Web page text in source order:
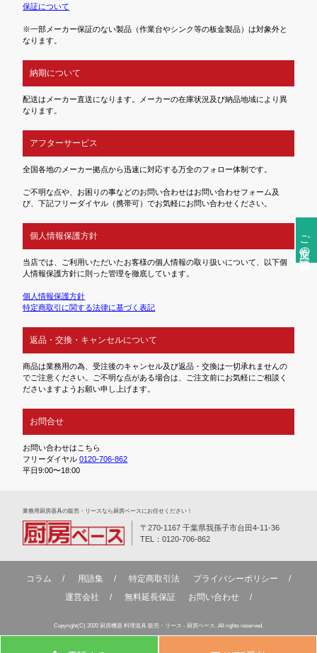
ご注文前の確認事項
保証について
※一部メーカー保証のない製品（作業台やシンク等の板金製品）は対象外と
なります。
納期について
配送はメーカー直送になります。メーカーの在庫状況及び納品地域により異
なります。
アフターサービス
全国各地のメーカー拠点から迅速に対応する万全のフォロー体制です。
ご不明な点や、お困りの事などのお問い合わせはお問い合わせフォーム及
び、下記フリーダイヤル（携帯可）でお気軽にお問い合わせください。
個人情報保護方針
当店では、ご利用いただいたお客様の個人情報の取り扱いについて、以下個
人情報保護方針に則った管理を徹底しています。
個人情報保護方針
特定商取引に関する法律に基づく表記
返品・交換・キャンセルについて
商品は業務用の為、受注後のキャンセル及び返品・交換は一切承れませんの
でご注意ください。ご不明な点がある場合は、ご注文前にお気軽にご相談く
ださいますようお願い申し上げます。
お問合せ
お問い合わせはこちら
フリーダイヤル0120-706-862
平日9:00〜18:00
業務⽤厨房器具の販売・リースなら厨房ベースにお任せください！
〒270-1167 千葉県我孫子市台田4-11-36
TEL：0120-706-862
コラム 用語集 特定商取引法
プライバシーポリシー
運営会社
無料延⻑保証 お問い合わせ
Copyright(C) 2020 厨房機器 料理道具 販売・リース - 厨房ベース. All rights reserved.